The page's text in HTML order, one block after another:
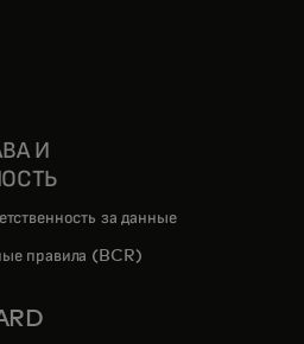
in a new tab
И
за данные
правила (BCR)